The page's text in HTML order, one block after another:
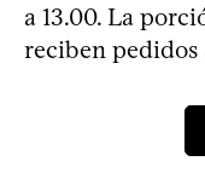
a 13.00. La
reciben pedidos